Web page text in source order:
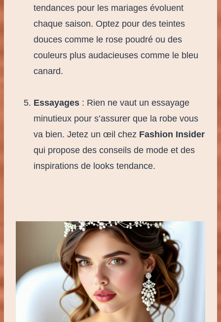
tendances pour les mariages évoluent
chaque saison. Optez pour des teintes
douces comme le rose poudré ou des
couleurs plus audacieuses comme le bleu
canard.
Essayages : Rien ne vaut un essayage
minutieux pour s’assurer que la robe vous
va bien. Jetez un œil chez Fashion Insider
qui propose des conseils de mode et des
inspirations de looks tendance.